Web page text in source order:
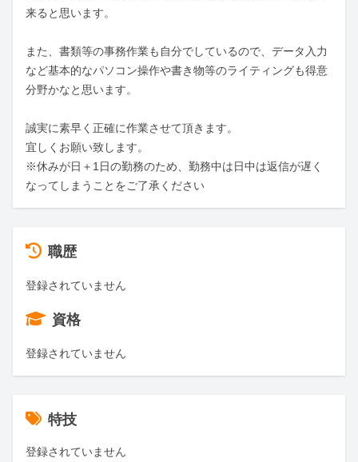
来ると思います。
また、書類等の事務作業も自分でしているので、データ入力
など基本的なパソコン操作や書き物等のライティングも得意
分野かなと思います。
誠実に素早く正確に作業させて頂きます。
宜しくお願い致します。
※休みが日＋1日の勤務のため、勤務中は日中は返信が遅く
なってしまうことをご了承ください
職歴
登録されていません
資格
登録されていません
特技
登録されていません